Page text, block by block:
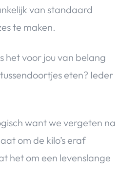
van standaard
te maken.
het voor jou van belang
eten? Ieder
want we vergeten na
om de kilo’s eraf
het om een levenslange